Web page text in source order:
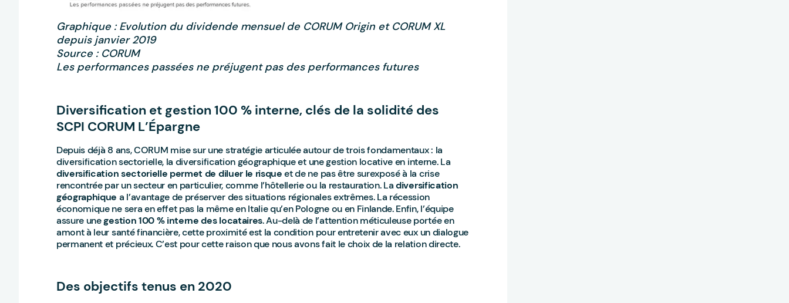
Graphique : Evolution du dividende mensuel de CORUM Origin et CORUM XL
depuis janvier 2019
Source : CORUM
Les performances passées ne préjugent pas des performances futures
Diversification et gestion 100 % interne, clés de la solidité des
SCPI CORUM L’Épargne
Depuis déjà 8 ans, CORUM mise sur une stratégie articulée autour de trois fondamentaux : la
diversification sectorielle, la diversification géographique et une gestion locative en interne. La
diversification sectorielle permet de diluer le risqueet de ne pas être surexposé à la crise
rencontrée par un secteur en particulier, comme l’hôtellerie ou la restauration. Ladiversification
géographique a l’avantage de préserver des situations régionales extrêmes. La récession
économique ne sera en effet pas la même en Italie qu’en Pologne ou en Finlande. Enfin, l’équipe
assure unegestion 100 % interne des locataires. Au-delà de l’attention méticuleuse portée en
amont à leur santé financière, cette proximité est la condition pour entretenir avec eux un dialogue
permanent et précieux. C’est pour cette raison que nous avons fait le choix de la relation directe.
Des objectifs tenus en 2020